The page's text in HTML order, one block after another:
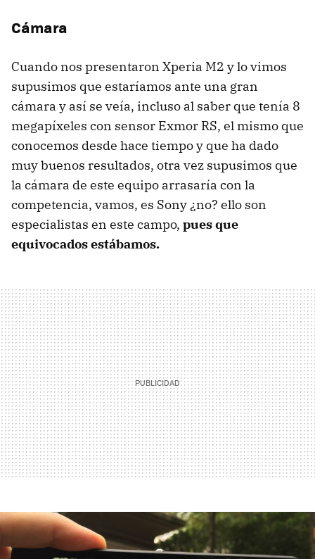
Cámara
Cuando nos presentaron Xperia M2 y lo vimos
supusimos que estaríamos ante una gran
cámara y así se veía, incluso al saber que tenía 8
megapíxeles con sensor Exmor RS, el mismo que
conocemos desde hace tiempo y que ha dado
muy buenos resultados, otra vez supusimos que
la cámara de este equipo arrasaría con la
competencia, vamos, es Sony ¿no? ello son
especialistas en este campo, pues que
equivocados estábamos.